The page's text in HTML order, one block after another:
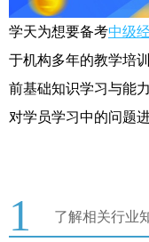
学天为想要备考中级
于机构多年的教学培
前基础知识学习与能
对学员学习中的问题
1 了解相关行业